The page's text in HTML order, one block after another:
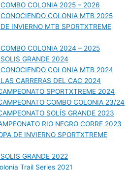
COLONIA 2025 – 2026
COLONIA MTB 2025
INVIERNO MTB SPORTXTREME
COLONIA 2024 – 2025
GRANDE 2024
COLONIA MTB 2024
CARRERAS DEL CAC 2024
SPORTXTREME 2024
COMBO COLONIA 23/24
SOLÍS GRANDE 2023
RIO NEGRO CORRE 2023
DE INVIERNO SPORTXTREME
GRANDE 2022
Trail Series 2021